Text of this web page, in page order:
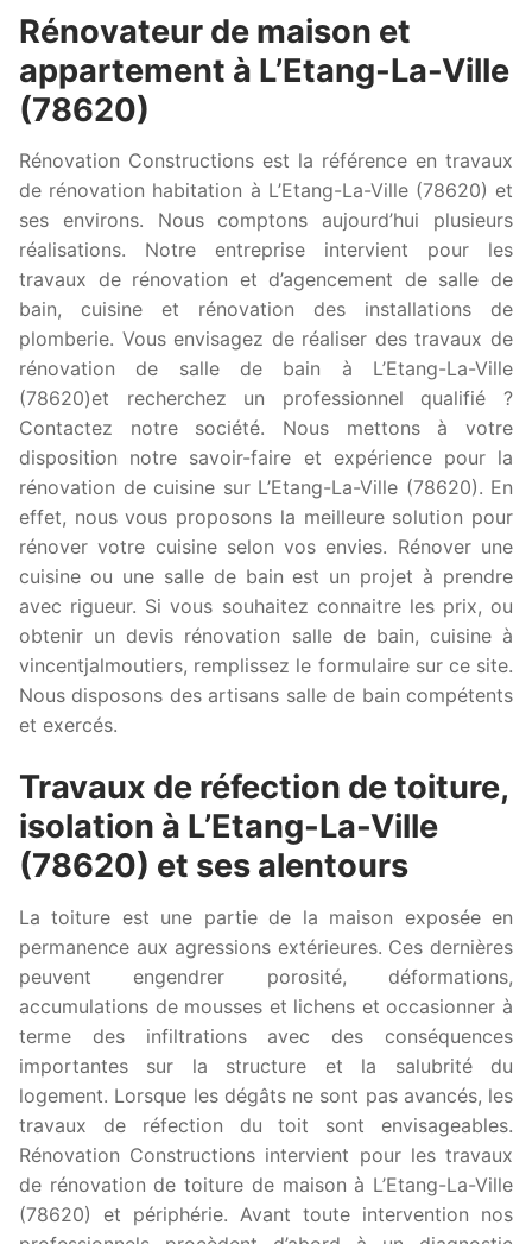
Rénovateur de maison et
appartement à L’Etang-La-Ville
(78620)
Rénovation Constructions est la référence en travaux
de rénovation habitation à L’Etang-La-Ville (78620) et
ses environs. Nous comptons aujourd’hui plusieurs
réalisations. Notre entreprise intervient pour les
travaux de rénovation et d’agencement de salle de
bain, cuisine et rénovation des installations de
plomberie. Vous envisagez de réaliser des travaux de
rénovation de salle de bain à L’Etang-La-Ville
(78620)et recherchez un professionnel qualifié ?
Contactez notre société. Nous mettons à votre
disposition notre savoir-faire et expérience pour la
rénovation de cuisine sur L’Etang-La-Ville (78620). En
effet, nous vous proposons la meilleure solution pour
rénover votre cuisine selon vos envies. Rénover une
cuisine ou une salle de bain est un projet à prendre
avec rigueur. Si vous souhaitez connaitre les prix, ou
obtenir un devis rénovation salle de bain, cuisine à
vincentjalmoutiers, remplissez le formulaire sur ce site.
Nous disposons des artisans salle de bain compétents
et exercés.
Travaux de réfection de toiture,
isolation à L’Etang-La-Ville
(78620) et ses alentours
La toiture est une partie de la maison exposée en
permanence aux agressions extérieures. Ces dernières
peuvent engendrer porosité, déformations,
accumulations de mousses et lichens et occasionner à
terme des infiltrations avec des conséquences
importantes sur la structure et la salubrité du
logement. Lorsque les dégâts ne sont pas avancés, les
travaux de réfection du toit sont envisageables.
Rénovation Constructions intervient pour les travaux
de rénovation de toiture de maison à L’Etang-La-Ville
(78620) et périphérie. Avant toute intervention nos